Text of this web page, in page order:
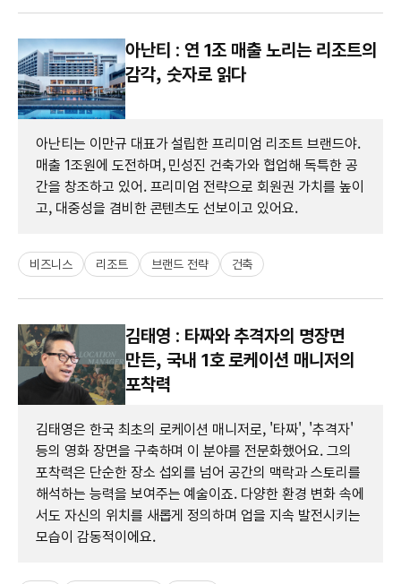
아난티 : 연 1조 매출 노리는 리조트의
감각, 숫자로 읽다
아난티는 이만규 대표가 설립한 프리미엄 리조트 브랜드야.
매출 1조원에 도전하며, 민성진 건축가와 협업해 독특한 공
간을 창조하고 있어. 프리미엄 전략으로 회원권 가치를 높이
고, 대중성을 겸비한 콘텐츠도 선보이고 있어요.
비즈니스 리조트 브랜드 전략 건축
김태영 : 타짜와 추격자의 명장면
만든, 국내 1호 로케이션 매니저의
포착력
김태영은 한국 최초의 로케이션 매니저로, '타짜', '추격자'
등의 영화 장면을 구축하며 이 분야를 전문화했어요. 그의
포착력은 단순한 장소 섭외를 넘어 공간의 맥락과 스토리를
해석하는 능력을 보여주는 예술이죠. 다양한 환경 변화 속에
서도 자신의 위치를 새롭게 정의하며 업을 지속 발전시키는
모습이 감동적이에요.